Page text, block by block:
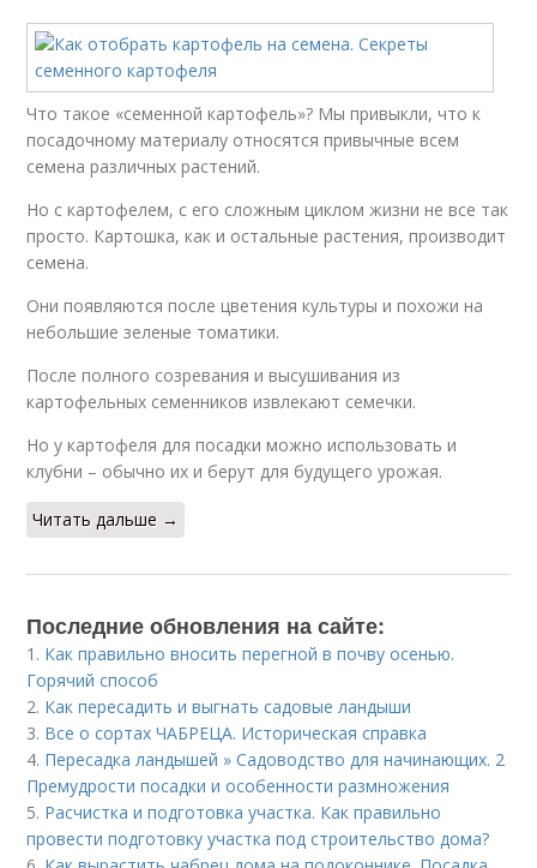
Что такое «семенной картофель»? Мы привыкли, что к
посадочному материалу относятся привычные всем
семена различных растений.
Но с картофелем, с его сложным циклом жизни не все так
просто. Картошка, как и остальные растения, производит
семена.
Они появляются после цветения культуры и похожи на
небольшие зеленые томатики.
После полного созревания и высушивания из
картофельных семенников извлекают семечки.
Но у картофеля для посадки можно использовать и
клубни – обычно их и берут для будущего урожая.
Читать дальше →
Последние обновления на сайте:
1. Как правильно вносить перегной в почву осенью.
Горячий способ
2. Как пересадить и выгнать садовые ландыши
3. Все о сортах ЧАБРЕЦА. Историческая справка
4. Пересадка ландышей » Садоводство для начинающих. 2
Премудрости посадки и особенности размножения
5. Расчистка и подготовка участка. Как правильно
провести подготовку участка под строительство дома?